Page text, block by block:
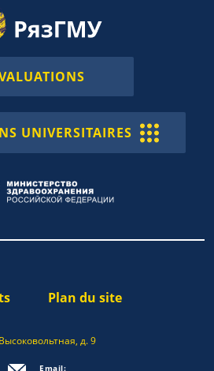
UNIVERSITAIRES
Plan du site
д. 9
Email: